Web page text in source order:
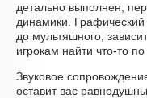
детально выполнен,
динамики. Графический
до мультяшного,
игрокам найти что-то по
Звуковое
оставит вас